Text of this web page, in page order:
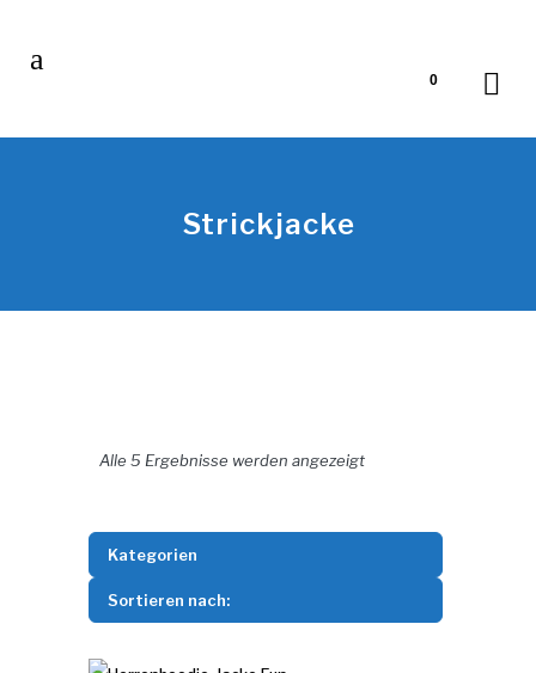
0
Strickjacke
Alle 5 Ergebnisse werden angezeigtNach Aktualität sortiert
Kategorien
Sortieren nach: